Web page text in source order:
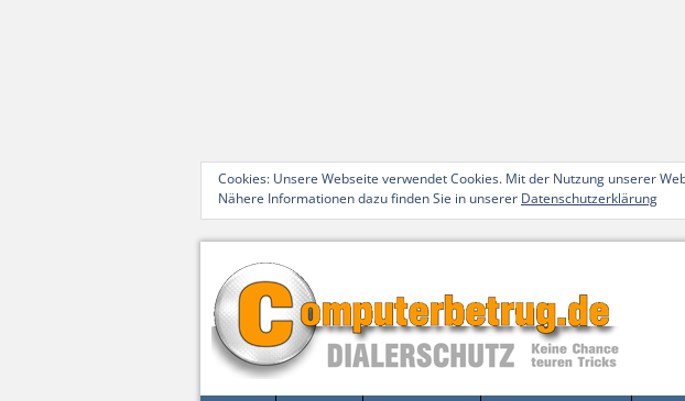
Cookies: Unsere Webseite verwendet Cookies. Mit der Nutzung unserer
Nähere Informationen dazu finden Sie in unserer Datenschutzerklärung